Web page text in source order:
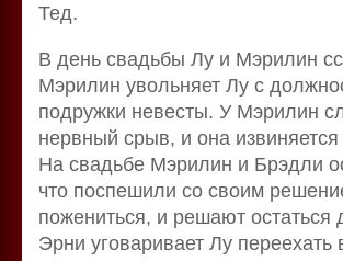
Тед.
В день свадьбы Лу и Мэрилин
Мэрилин увольняет Лу с
подружки невесты. У Мэрилин
нервный срыв, и она
На свадьбе Мэрилин и Брэдли
что поспешили со своим
пожениться, и решают остаться
Эрни уговаривает Лу переехать